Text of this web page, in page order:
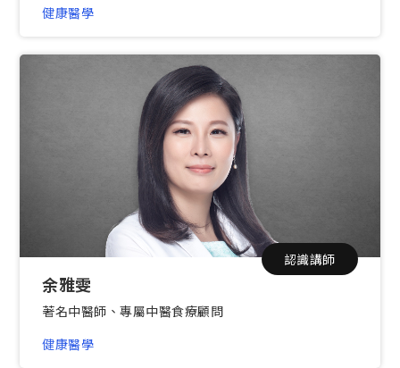
健康醫學
認識講師
余雅雯
著名中醫師、專屬中醫食療顧問
健康醫學